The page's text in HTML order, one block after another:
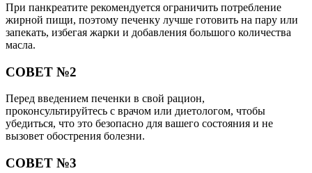
При панкреатите рекомендуется ограничить потребление
жирной пищи, поэтому печенку лучше готовить на пару или
запекать, избегая жарки и добавления большого количества
масла.
СОВЕТ №2
Перед введением печенки в свой рацион,
проконсультируйтесь с врачом или диетологом, чтобы
убедиться, что это безопасно для вашего состояния и не
вызовет обострения болезни.
СОВЕТ №3